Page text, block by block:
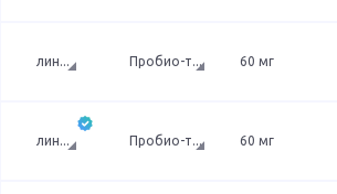
лин... Пробио-т... 60 мг
лин... Пробио-т... 60 мг